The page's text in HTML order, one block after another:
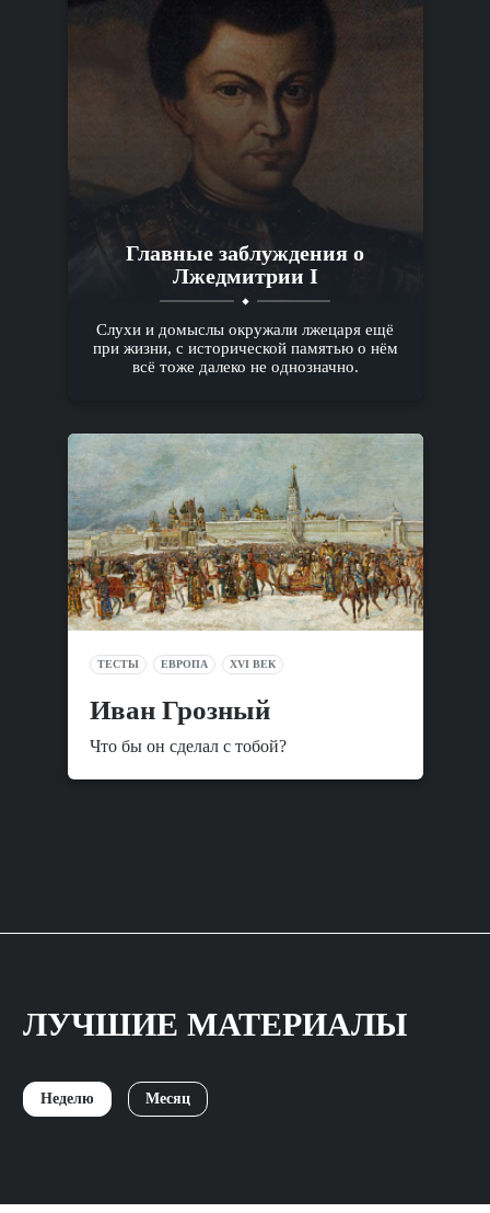
Главные заблуждения о
Лжедмитрии I
Слухи и домыслы окружали лжецаря ещё
при жизни, с исторической памятью о нём
всё тоже далеко не однозначно.
ТЕСТЫ ЕВРОПА XVI ВЕК
Иван Грозный
Что бы он сделал с тобой?
ЛУЧШИЕ МАТЕРИАЛЫ
Неделю Месяц